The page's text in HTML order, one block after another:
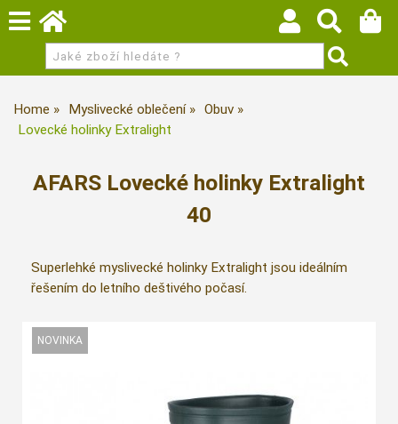
Home Myslivecké oblečení
Obuv
Lovecké holinky Extralight
AFARS Lovecké holinky Extralight
40
Superlehké myslivecké holinky Extralight jsou ideálním
řešením do letního deštivého počasí.